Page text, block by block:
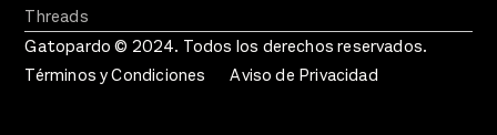
Threads
Gatopardo © 2024. Todos los derechos reservados.
Términos y Condiciones
Aviso de Privacidad